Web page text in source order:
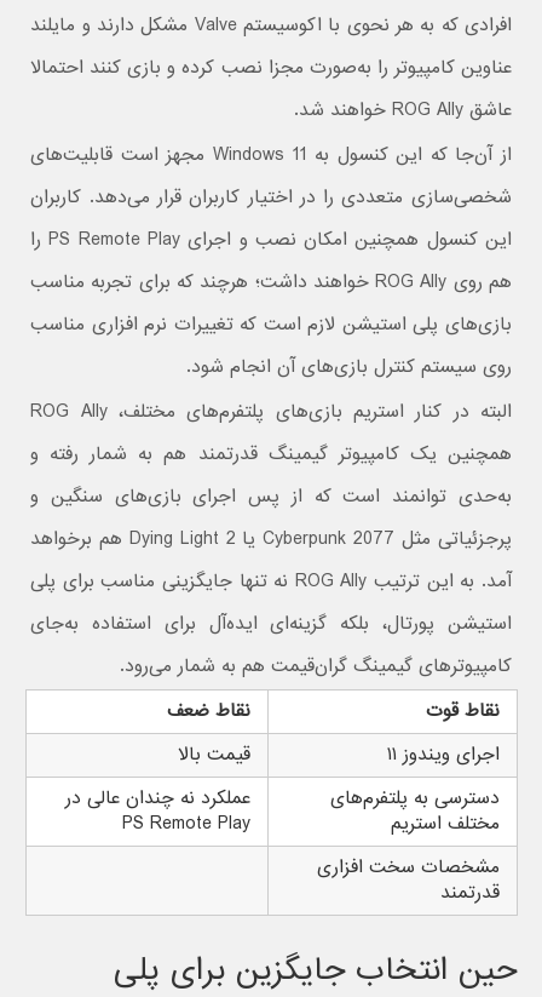
افرادی که به هر نحوی با اکوسیستم Valve مشکل دارند و مایلند
عناوین کامپیوتر را به‌صورت مجزا نصب کرده و بازی کنند احتمالا
عاشق ROG Ally خواهند شد.
از آن‌جا که این کنسول به Windows 11 مجهز است قابلیت‌های
شخصی‌سازی متعددی را در اختیار کاربران قرار می‌دهد. کاربران
این کنسول همچنین امکان نصب و اجرای PS Remote Play را
هم روی ROG Ally خواهند داشت؛ هرچند که برای تجربه مناسب
بازی‌های پلی استیشن لازم است که تغییرات نرم افزاری مناسب
روی سیستم کنترل بازی‌های آن انجام شود.
البته در کنار استریم بازی‌های پلتفرم‌های مختلف، ROG Ally
همچنین یک کامپیوتر گیمینگ قدرتمند هم به شمار رفته و
به‌حدی توانمند است که از پس اجرای بازی‌های سنگین و
پرجزئیاتی مثل Cyberpunk 2077 یا Dying Light 2 هم برخواهد
آمد.‌ به این ترتیب ROG Ally نه تنها جایگزینی مناسب برای پلی
استیشن پورتال، بلکه گزینه‌ای ایده‌آل برای استفاده به‌جای
کامپیوترهای گیمینگ گران‌قیمت هم به شمار می‌رود.
نقاط قوت
نقاط ضعف
اجرای ویندوز ۱۱
قیمت بالا
دسترسی به پلتفرم‌های
مختلف استریم
عملکرد نه چندان عالی در
PS Remote Play
مشخصات سخت افزاری
قدرتمند
حین انتخاب جایگزین برای پلی